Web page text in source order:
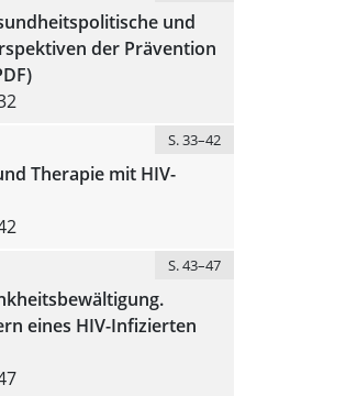
und
der Prävention
S. 33–42
Therapie mit HIV-
S. 43–47
eines HIV-Infizierten